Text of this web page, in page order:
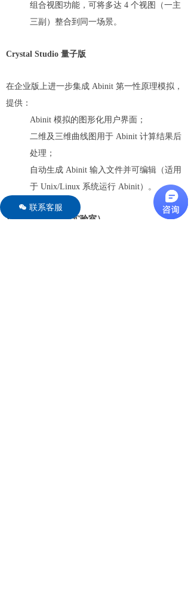
组合视图功能，可将多达 4 个视图（一主
三副）整合到同一场景。
Crystal Studio 量子版
在企业版上进一步集成 Abinit 第一性原理模拟，
提供：
Abinit 模拟的图形化用户界面；
二维及三维曲线图用于 Abinit 计算结果后
处理；
自动生成 Abinit 输入文件并可编辑（适用
于 Unix/Linux 系统运行 Abinit）。
VirtuaLabs（虚拟实验室）
너 联系客服